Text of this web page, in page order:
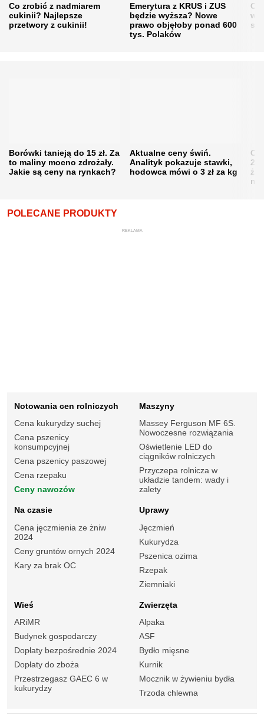
Co zrobić z nadmiarem
cukinii? Najlepsze
przetwory z cukinii!
Emerytura z KRUS i ZUS
będzie wyższa? Nowe
prawo objęłoby ponad 600
tys. Polaków
w
Borówki tanieją do 15 zł. Za
to maliny mocno zdrożały.
Jakie są ceny na rynkach?
Aktualne ceny świń.
Analityk pokazuje stawki,
hodowca mówi o 3 zł za kg
POLECANE PRODUKTY
REKLAMA
Notowania cen rolniczych
Cena kukurydzy suchej
Cena pszenicy
konsumpcyjnej
Cena pszenicy paszowej
Cena rzepaku
Ceny nawozów
Maszyny
Massey Ferguson MF 6S.
Nowoczesne rozwiązania
Oświetlenie LED do
ciągników rolniczych
Przyczepa rolnicza w
układzie tandem: wady i
zalety
Na czasie
Cena jęczmienia ze żniw
2024
Ceny gruntów ornych 2024
Kary za brak OC
Uprawy
Jęczmień
Kukurydza
Pszenica ozima
Rzepak
Ziemniaki
Wieś
ARiMR
Budynek gospodarczy
Dopłaty bezpośrednie 2024
Dopłaty do zboża
Przestrzegasz GAEC 6 w
kukurydzy
Zwierzęta
Alpaka
ASF
Bydło mięsne
Kurnik
Mocznik w żywieniu bydła
Trzoda chlewna